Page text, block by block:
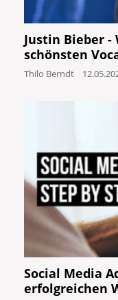
Justin Bieber -
schönsten
Thilo Berndt
Social Media
erfolgreichen